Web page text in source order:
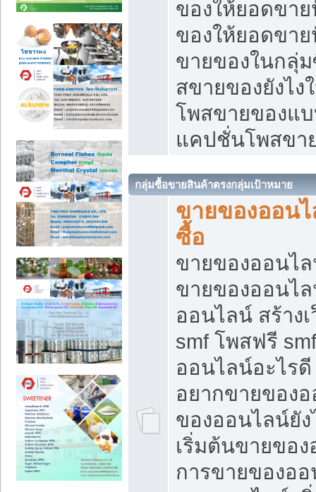
ของให้ยอดขา
ของให้ยอดขา
ขายของในกลุ่
สขายของยังไ
โพสขายของแ
แคปชั่นโพสขา
กลุ่มซื้อขายสินค้าตรงกลุ่มเป้าหมาย
ขายของออน
ซื้อ
ขายของออนไล
ขายของออนไ
ออนไลน์ สร้าง
smf โพสฟรี
ออนไลน์อะไร
อยากขายของ
ของออนไลน์ยั
เริ่มต้นขายของ
การขายของอ